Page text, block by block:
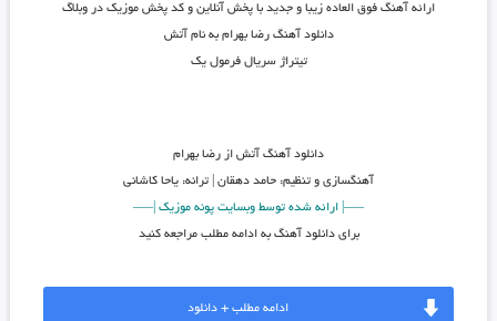
ارائه آهنگ فوق العاده زیبا و جدید با پخش آنلاین و کد پخش موزیک در وبلاگ
دانلود آهنگ رضا بهرام به نام آتش
تیتراژ سریال فرمول یک
دانلود آهنگآتش از رضا بهرام
آهنگسازی و تنظیم: حامد دهقان | ترانه: یاحا کاشانی
—–| ارائه شده توسط وبسایت پونه موزیک |—–
برای دانلود آهنگ به ادامه مطلب مراجعه کنید
ادامه مطلب + دانلود